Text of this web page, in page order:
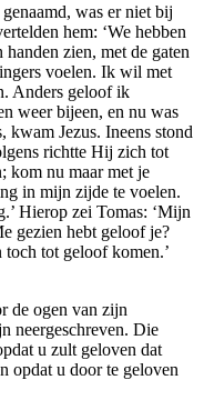
was er niet bij
hem: ‘We hebben
zien, met de gaten
voelen. Ik wil met
Anders geloof ik
weer bijeen, en nu was
kwam Jezus. Ineens stond
richtte Hij zich tot
kom nu maar met je
in mijn zijde te voelen.
Hierop zei Tomas: ‘Mijn
gezien hebt geloof je?
tot geloof komen.’
de ogen van zijn
neergeschreven. Die
u zult geloven dat
opdat u door te geloven